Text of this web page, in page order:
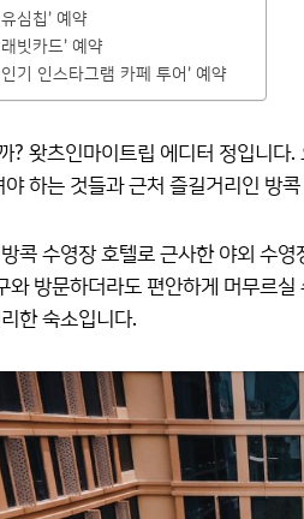
심칩’ 예약
빗카드’ 예약
인기 인스타그램 카페 투어’ 예약
? 왓츠인마이트립 에디터 정입니다
야 하는 것들과 근처 즐길거리인 방
콕 수영장 호텔로 근사한 야외 수
와 방문하더라도 편안하게 머무르
한 숙소입니다.